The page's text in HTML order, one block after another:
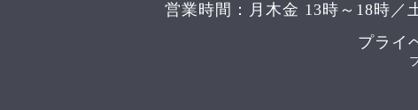
営業時間：月木金 13時～18時／
プライ